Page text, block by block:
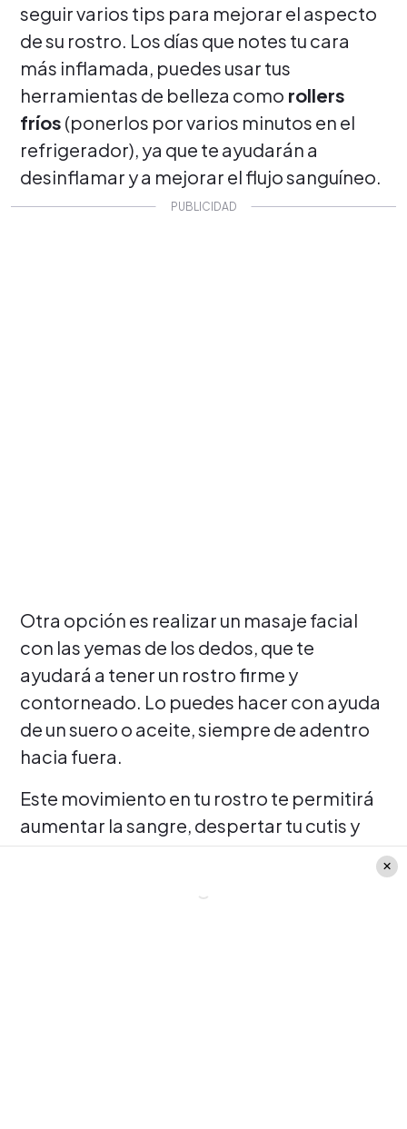
seguir varios tips para mejorar el aspecto
de su rostro. Los días que notes tu cara
más inflamada, puedes usar tus
herramientas de belleza como rollers
fríos (ponerlos por varios minutos en el
refrigerador), ya que te ayudarán a
desinflamar y a mejorar el flujo sanguíneo.
Otra opción es realizar un masaje facial
con las yemas de los dedos, que te
ayudará a tener un rostro firme y
contorneado. Lo puedes hacer con ayuda
de un suero o aceite, siempre de adentro
hacia fuera.
Este movimiento en tu rostro te permitirá
aumentar la sangre, despertar tu cutis y
tener una piel iluminada.
Estas son la prendas que no